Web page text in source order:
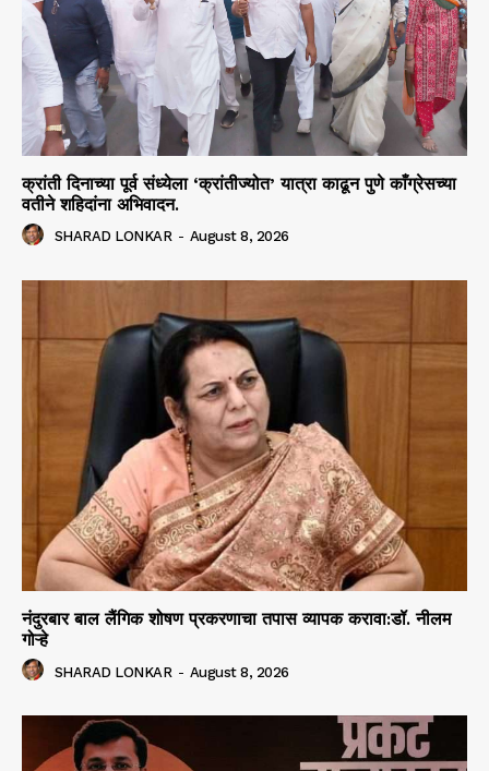
क्रांती दिनाच्या पूर्व संध्येला ‘क्रांतीज्योत’ यात्रा काढून पुणे काँग्रेसच्या
वतीने शहिदांना अभिवादन.
SHARAD LONKAR - August 8, 2026
नंदुरबार बाल लैंगिक शोषण प्रकरणाचा तपास व्यापक करावा:डॉ. नीलम
गोऱ्हे
SHARAD LONKAR - August 8, 2026